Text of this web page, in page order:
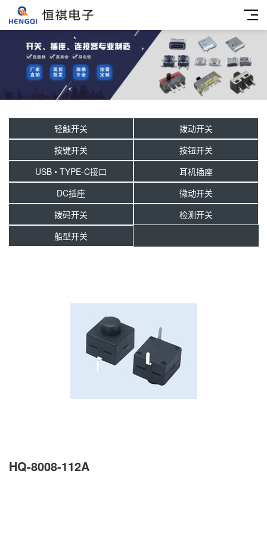
轻触开关
拨动开关
按键开关
按钮开关
USB • TYPE-C接口
耳机插座
DC插座
微动开关
拨码开关
检测开关
船型开关
HQ-8008-112A